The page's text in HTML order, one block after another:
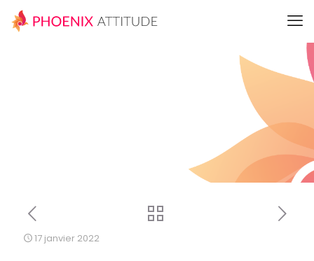
17 janvier 2022